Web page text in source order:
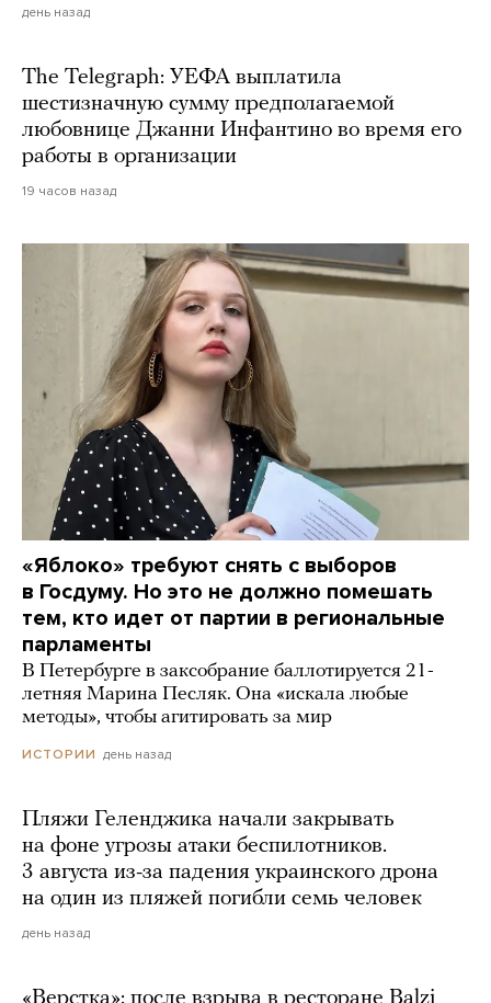
день назад
The Telegraph: УЕФА выплатила
шестизначную сумму предполагаемой
любовнице Джанни Инфантино во время его
работы в организации
19 часов назад
«Яблоко» требуют снять с выборов
в Госдуму. Но это не должно помешать
тем, кто идет от партии в региональные
парламенты
В Петербурге в заксобрание баллотируется 21-
летняя Марина Песляк. Она «искала любые
методы», чтобы агитировать за мир
ИСТОРИИ день назад
Пляжи Геленджика начали закрывать
на фоне угрозы атаки беспилотников.
3 августа из-за падения украинского дрона
на один из пляжей погибли семь человек
день назад
«Верстка»: после взрыва в ресторане Balzi